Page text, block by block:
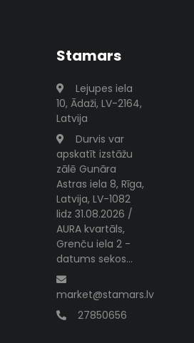
Stamars
Lejupes iela
10, Ādaži, LV-2164,
Latvija
Durvis var
apskatīt izstāžu
zālē Gunāra
Astras iela 8, Rīga,
Latvija, LV-1082
lidz 31.08.2026 /
AURA kvartāls,
Grenču iela 2 -
datums sekos...
market@stamars.lv
27850656